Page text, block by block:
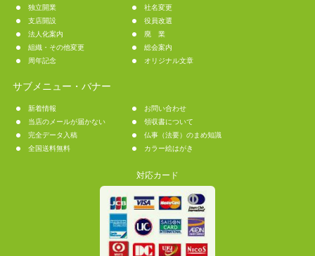
独立開業
社名変更
支店開設
役員改選
法人化案内
廃 業
組織・その他変更
総会案内
周年記念
オリジナル文章
サブメニュー・バナー
新着情報
お問い合わせ
当店のメールが届かない
領収書について
完全データ入稿
仏事（法要）のまめ知識
全国送料無料
カラー絵はがき
対応カード